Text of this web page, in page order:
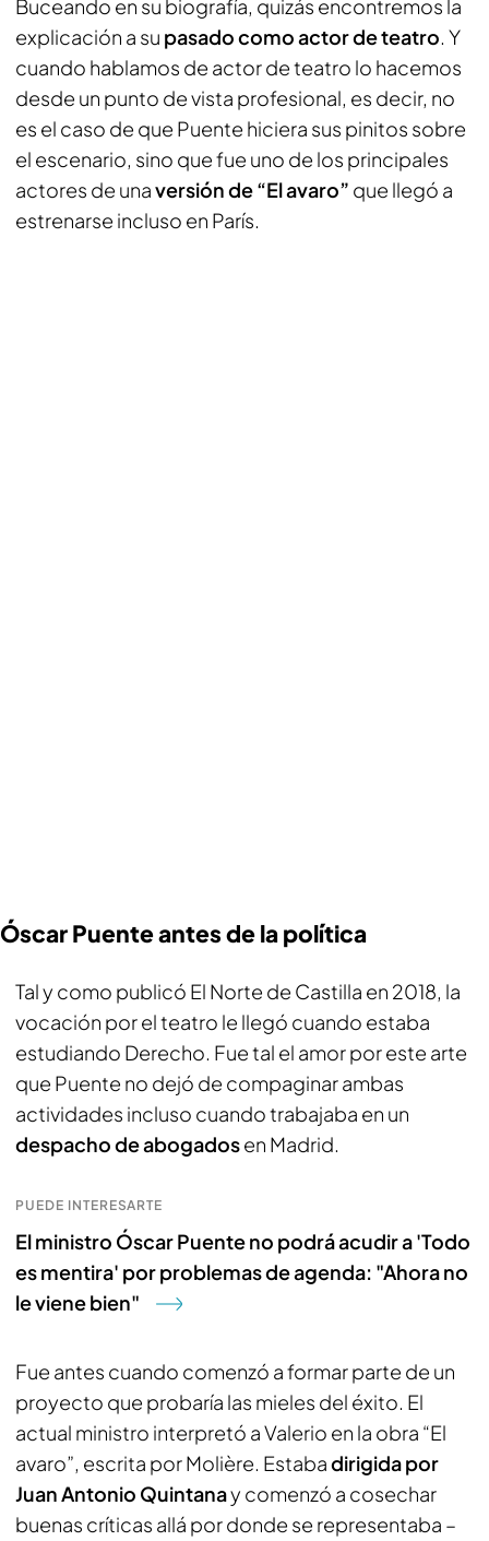
Buceando en su biografía, quizás encontremos la
explicación a su pasado como actor de teatro. Y
cuando hablamos de actor de teatro lo hacemos
desde un punto de vista profesional, es decir, no
es el caso de que Puente hiciera sus pinitos sobre
el escenario, sino que fue uno de los principales
actores de unaversión de “El avaro” que llegó a
estrenarse incluso en París.
Óscar Puente antes de la política
Tal y como publicó El Norte de Castilla en 2018, la
vocación por el teatro le llegó cuando estaba
estudiando Derecho. Fue tal el amor por este arte
que Puente no dejó de compaginar ambas
actividades incluso cuando trabajaba en un
despacho de abogadosen Madrid.
PUEDE INTERESARTE
El ministro Óscar Puente no podrá acudir a 'Todo
es mentira' por problemas de agenda: "Ahora no
le viene bien"
Fue antes cuando comenzó a formar parte de un
proyecto que probaría las mieles del éxito. El
actual ministro interpretó a Valerio en la obra “El
avaro”, escrita por Molière. Estabadirigida por
Juan Antonio Quintanay comenzó a cosechar
buenas críticas allá por donde se representaba –